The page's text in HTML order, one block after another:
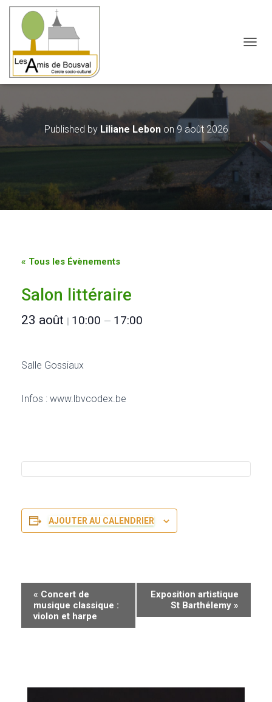
Published by Liliane Lebonon9 août 2026
« Tous les Évènements
Salon littéraire
23 août | 10:00 — 17:00
Salle Gossiaux
Infos : www.lbvcodex.be
AJOUTER AU CALENDRIER
g
« Concert de
musique classique :
violon et harpe
Exposition artistique
St Barthélemy »